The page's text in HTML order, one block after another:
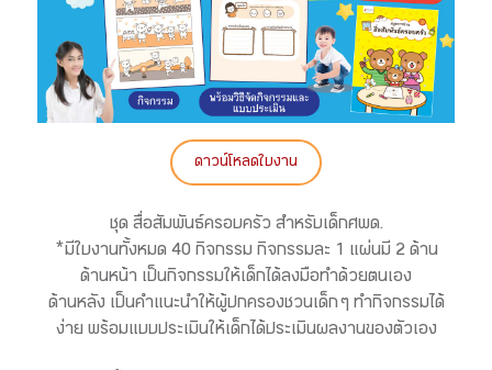
ดาวน์โหลดใบงาน
ชุด สื่อสัมพันธ์ครอบครัว สำหรับเด็กศพด.
*มีใบงานทั้งหมด 40 กิจกรรม กิจกรรมละ 1 แผ่นมี 2 ด้าน
ด้านหน้า เป็นกิจกรรมให้เด็กได้ลงมือทำด้วยตนเอง
ด้านหลัง เป็นคำแนะนำให้ผู้ปกครองชวนเด็ก ๆ ทำกิจกรรมได้
ง่าย พร้อมแบบประเมินให้เด็กได้ประเมินผลงานของตัวเอง